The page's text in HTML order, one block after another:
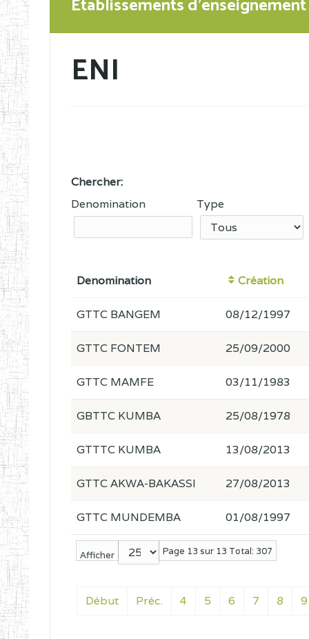
Etablissements
ENI
Chercher:
Denomination
Type
Denomination Création
Afficher Page 13 sur 13 Total: 307
Début Préc. 4 5 6 7 8 9
GTTC BANGEM 08/12/1997
GTTC FONTEM 25/09/2000
GTTC MAMFE 03/11/1983
GBTTC KUMBA 25/08/1978
GTTTC KUMBA 13/08/2013
GTTC AKWA-BAKASSI 27/08/2013
GTTC MUNDEMBA 01/08/1997